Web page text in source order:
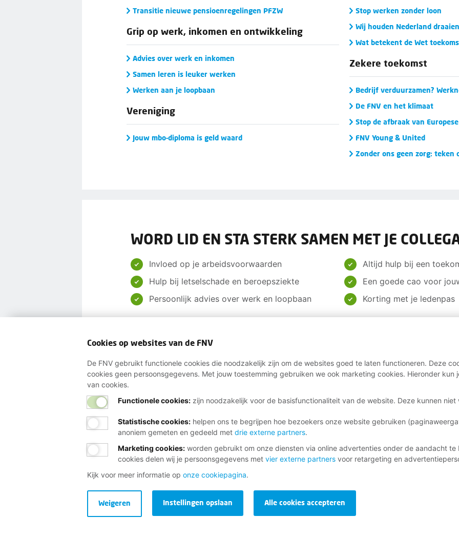
Transitie nieuwe pensioenregelingen PFZW
Grip op werk, inkomen en ontwikkeling
Advies over werk en inkomen
Samen leren is leuker werken
Werken aan je loopbaan
Vereniging
Jouw mbo-diploma is geld waard
Stop werken zonder loon
Wij houden Nederland
Wat betekent de Wet
Zekere toekomst
Bedrijf verduurzamen?
De FNV en het klimaat
Stop de afbraak van
FNV Young & United
Zonder ons geen zorg: teken
WORD LID EN STA STERK SAMEN MET JE
Invloed op je arbeidsvoorwaarden
Altijd hulp bij een
Hulp bij letselschade en beroepsziekte
Een goede cao voor
Persoonlijk advies over werk en loopbaan
Korting met je ledenpas
Wij helpen je graag
Bij al je vragen over werk, inkomen en lidmaatschap.
Neem contact op met de FNV
Dienstverlening bij jou in de buurt
Cookies op websites van de FNV
De FNV gebruikt functionele cookies die noodzakelijk zijn om de websites goed te laten functioneren. Deze
cookies geen persoonsgegevens. Met jouw toestemming gebruiken we ook marketing cookies. Hieronder
van cookies.
Functionele cookies:zijn noodzakelijk voor de basisfunctionaliteit van de website. Deze kunnen niet
Statistische cookies: helpen ons te begrijpen hoe bezoekers onze website gebruiken
anoniem gemeten en gedeeld met drie externe partners.
Marketing cookies: worden gebruikt om onze diensten via online advertenties onder de aandacht
cookies delen wij je persoonsgegevens met vier externe partnersvoor retargeting en
Kijk voor meer informatie op onze cookiepagina.
Alle cookies accepteren
Instellingen opslaan
Weigeren